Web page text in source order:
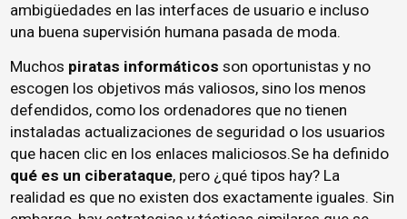
ambigüedades en las interfaces de usuario e incluso
una buena supervisión humana pasada de moda.
Muchos piratas informáticos son oportunistas y no
escogen los objetivos más valiosos, sino los menos
defendidos, como los ordenadores que no tienen
instaladas actualizaciones de seguridad o los usuarios
que hacen clic en los enlaces maliciosos.Se ha definido
qué es un ciberataque, pero ¿qué tipos hay? La
realidad es que no existen dos exactamente iguales. Sin